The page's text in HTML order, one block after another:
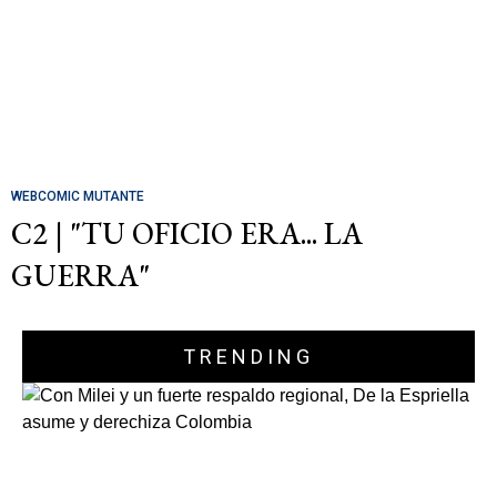
WEBCOMIC MUTANTE
C2 | "TU OFICIO ERA... LA
GUERRA"
TRENDING